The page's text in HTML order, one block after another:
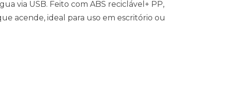
via USB. Feito com ABS reciclável+ PP,
acende, ideal para uso em escritório ou